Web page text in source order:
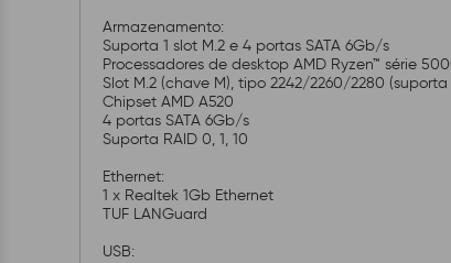
Armazenamento:
Suporta 1 slot M.2 e 4 portas SATA 6Gb/s
Processadores de desktop AMD Ryzen™ série
Slot M.2 (chave M), tipo 2242/2260/2280 (suporta
Chipset AMD A520
4 portas SATA 6Gb/s
Suporta RAID 0, 1, 10
Ethernet:
1 x Realtek 1Gb Ethernet
TUF LANGuard
USB: